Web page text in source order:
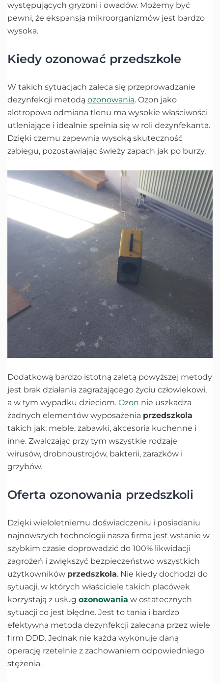
występujących gryzoni i owadów. Możemy być
pewni, że ekspansja mikroorganizmów jest bardzo
wysoka.
Kiedy ozonować przedszkole
W takich sytuacjach zaleca się przeprowadzanie
dezynfekcji metodą ozonowania. Ozon jako
alotropowa odmiana tlenu ma wysokie właściwości
utleniające i idealnie spełnia się w roli dezynfekanta.
Dzięki czemu zapewnia wysoką skuteczność
zabiegu, pozostawiając świeży zapach jak po burzy.
Dodatkową bardzo istotną zaletą powyższej metody
jest brak działania zagrażającego życiu człowiekowi,
a w tym wypadku dzieciom. Ozon nie uszkadza
żadnych elementów wyposażenia przedszkola
takich jak: meble, zabawki, akcesoria kuchenne i
inne. Zwalczając przy tym wszystkie rodzaje
wirusów, drobnoustrojów, bakterii, zarazków i
grzybów.
Oferta ozonowania przedszkoli
Dzięki wieloletniemu doświadczeniu i posiadaniu
najnowszych technologii nasza firma jest wstanie w
szybkim czasie doprowadzić do 100% likwidacji
zagrożeń i zwiększyć bezpieczeństwo wszystkich
użytkowników przedszkola. Nie kiedy dochodzi do
sytuacji, w których właściciele takich placówek
korzystają z usług ozonowania w ostatecznych
sytuacji co jest błędne. Jest to tania i bardzo
efektywna metoda dezynfekcji zalecana przez wiele
firm DDD. Jednak nie każda wykonuje daną
operację rzetelnie z zachowaniem odpowiedniego
stężenia.